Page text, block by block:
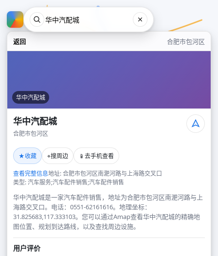
返回 合肥市包河区
华中汽配城
华中汽配城
合肥市包河区
★收藏 ⌖搜周边 📱 去手机查看
查看完整信息地址: 合肥市包河区南淝河路与上海路交叉口
类型: 汽车服务;汽车配件销售;汽车配件销售
华中汽配城是一家汽车配件销售，地址为合肥市包河区南淝河路与上
海路交叉口。电话：0551-62161616。地理坐标：
31.825683,117.333103。您可以通过Amap查看华中汽配城的精确地
图位置、规划到达路线，以及查找周边设施。
用户评价